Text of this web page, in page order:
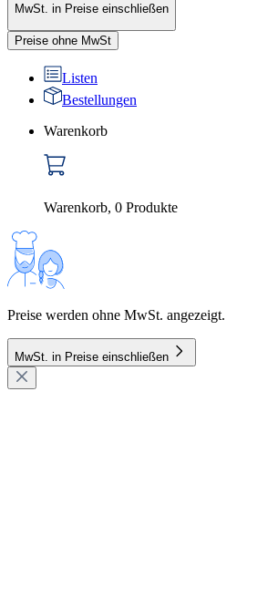
MwSt. in Preise einschließen
Preise ohne MwSt
Listen
Bestellungen
Warenkorb
Warenkorb, 0 Produkte
Preise werden ohne MwSt. angezeigt.
MwSt. in Preise einschließen